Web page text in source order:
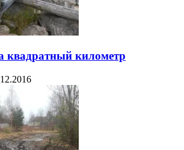
квадратный километр